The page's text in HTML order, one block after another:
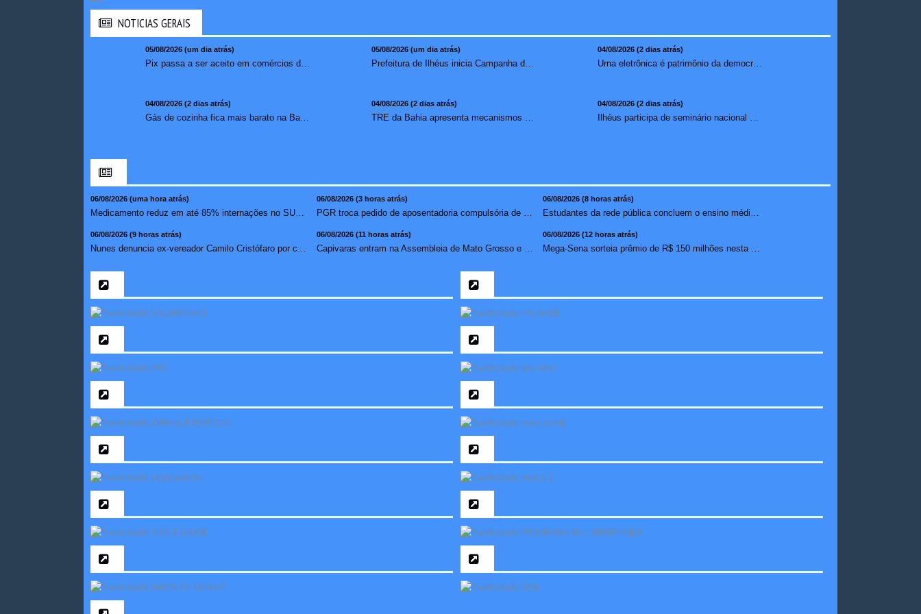
NOTICIAS GERAIS
05/08/2026 (um dia atrás)
Pix passa a ser aceito em comércios de oito países e amplia opções de pagamento para brasileiros no exterior
05/08/2026 (um dia atrás)
Prefeitura de Ilhéus inicia Campanha de Multivacinação 2026
04/08/2026 (2 dias atrás)
Urna eletrônica é patrimônio da democracia, diz presidente do TSE
04/08/2026 (2 dias atrás)
Gás de cozinha fica mais barato na Bahia após redução de 7,1%
04/08/2026 (2 dias atrás)
TRE da Bahia apresenta mecanismos de segurança das urnas e nova ordem de votação para eleições
04/08/2026 (2 dias atrás)
Ilhéus participa de seminário nacional sobre turismo sustentável e captação de investimentos
06/08/2026 (uma hora atrás)
Medicamento reduz em até 85% internações no SUS por fibr...
06/08/2026 (3 horas atrás)
PGR troca pedido de aposentadoria compulsória de Buzzi por...
06/08/2026 (8 horas atrás)
Estudantes da rede pública concluem o ensino médio sem do...
06/08/2026 (9 horas atrás)
Nunes denuncia ex-vereador Camilo Cristófaro por calúnia ...
06/08/2026 (11 horas atrás)
Capivaras entram na Assembleia de Mato Grosso e surpreendem...
06/08/2026 (12 horas atrás)
Mega-Sena sorteia prêmio de R$ 150 milhões nesta quinta-f...